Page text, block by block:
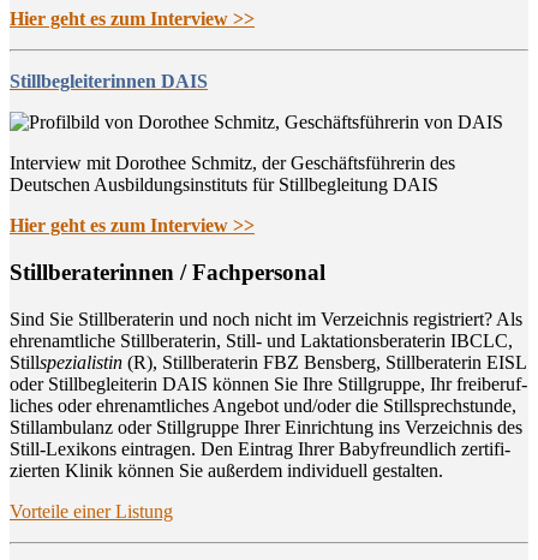
Hier geht es zum Interview >>
Stillbegleiterinnen DAIS
Interview mit Dorothee Schmitz, der Geschäftsführerin des
Deutschen Ausbildungsinstituts für Stillbegleitung DAIS
Hier geht es zum Interview >>
Still­be­ra­te­rin­nen / Fachpersonal
Sind Sie Still­be­ra­te­rin und noch nicht im Ver­zeich­nis regis­triert? Als
ehren­amt­li­che Still­be­ra­te­rin, Still- und Lak­ta­ti­ons­be­ra­te­rin IBCLC,
Stillspe­zia­lis­tin (R), Still­be­ra­te­rin FBZ Bens­berg, Still­be­ra­te­rin EISL
oder Still­be­glei­te­rin DAIS kön­nen Sie Ihre Still­grup­pe, Ihr frei­be­ruf­
li­ches oder ehren­amt­li­ches Ange­bot und/oder die Still­sprech­stun­de,
Still­am­bu­lanz oder Still­grup­pe Ihrer Ein­rich­tung ins Ver­zeich­nis des
Still-Lexi­kons ein­tra­gen. Den Ein­trag Ihrer Baby­freund­lich zer­ti­fi­
zier­ten Kli­nik kön­nen Sie außer­dem indi­vi­du­ell gestalten.
Vor­tei­le einer Listung